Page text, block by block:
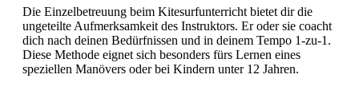
Die Einzelbetreuung beim Kitesurfunterricht bietet dir die
ungeteilte Aufmerksamkeit des Instruktors. Er oder sie coacht
dich nach deinen Bedürfnissen und in deinem Tempo 1-zu-1.
Diese Methode eignet sich besonders fürs Lernen eines
speziellen Manövers oder bei Kindern unter 12 Jahren.